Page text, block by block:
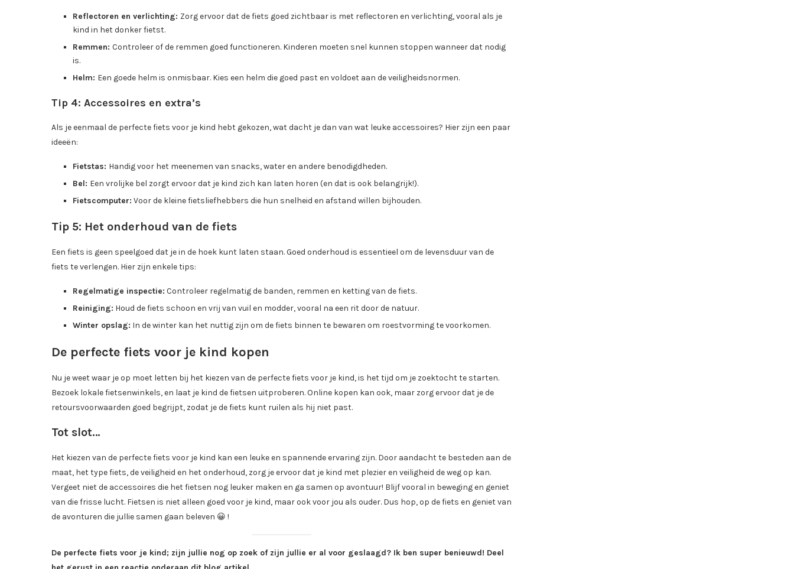
Reflectoren en verlichting: Zorg ervoor dat de fiets goed zichtbaar is met reflectoren en verlichting, vooral als je
kind in het donker fietst.
Remmen: Controleer of de remmen goed functioneren. Kinderen moeten snel kunnen stoppen wanneer dat nodig
is.
Helm: Een goede helm is onmisbaar. Kies een helm die goed past en voldoet aan de veiligheidsnormen.
Tip 4: Accessoires en extra’s
Als je eenmaal de perfecte fiets voor je kind hebt gekozen, wat dacht je dan van wat leuke accessoires? Hier zijn een paar
ideeën:
Fietstas: Handig voor het meenemen van snacks, water en andere benodigdheden.
Bel: Een vrolijke bel zorgt ervoor dat je kind zich kan laten horen (en dat is ook belangrijk!).
Fietscomputer: Voor de kleine fietsliefhebbers die hun snelheid en afstand willen bijhouden.
Tip 5: Het onderhoud van de fiets
Een fiets is geen speelgoed dat je in de hoek kunt laten staan. Goed onderhoud is essentieel om de levensduur van de
fiets te verlengen. Hier zijn enkele tips:
Regelmatige inspectie: Controleer regelmatig de banden, remmen en ketting van de fiets.
Reiniging: Houd de fiets schoon en vrij van vuil en modder, vooral na een rit door de natuur.
Winter opslag: In de winter kan het nuttig zijn om de fiets binnen te bewaren om roestvorming te voorkomen.
De perfecte fiets voor je kind kopen
Nu je weet waar je op moet letten bij het kiezen van de perfecte fiets voor je kind, is het tijd om je zoektocht te starten.
Bezoek lokale fietsenwinkels, en laat je kind de fietsen uitproberen. Online kopen kan ook, maar zorg ervoor dat je de
retoursvoorwaarden goed begrijpt, zodat je de fiets kunt ruilen als hij niet past.
Tot slot…
Het kiezen van de perfecte fiets voor je kind kan een leuke en spannende ervaring zijn. Door aandacht te besteden aan de
maat, het type fiets, de veiligheid en het onderhoud, zorg je ervoor dat je kind met plezier en veiligheid de weg op kan.
Vergeet niet de accessoires die het fietsen nog leuker maken en ga samen op avontuur! Blijf vooral in beweging en geniet
van die frisse lucht. Fietsen is niet alleen goed voor je kind, maar ook voor jou als ouder. Dus hop, op de fiets en geniet van
de avonturen die jullie samen gaan beleven 😀 !
De perfecte fiets voor je kind; zijn jullie nog op zoek of zijn jullie er al voor geslaagd? Ik ben super benieuwd! Deel